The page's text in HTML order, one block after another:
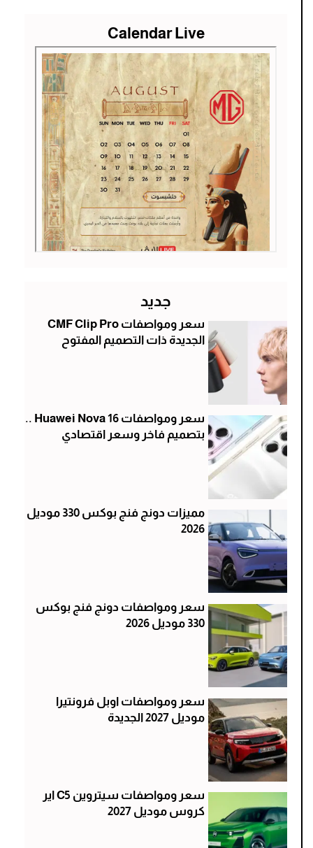
Calendar Live
جديد
سعر ومواصفات CMF Clip Pro
الجديدة ذات التصميم المفتوح
سعر ومواصفات Huawei Nova 16 ..
بتصميم فاخر وسعر اقتصادي
مميزات دونج فنج بوكس 330 موديل
2026
سعر ومواصفات دونج فنج بوكس
330 موديل 2026
سعر ومواصفات اوبل فرونتيرا
موديل 2027 الجديدة
سعر ومواصفات سيتروين C5 اير
كروس موديل 2027